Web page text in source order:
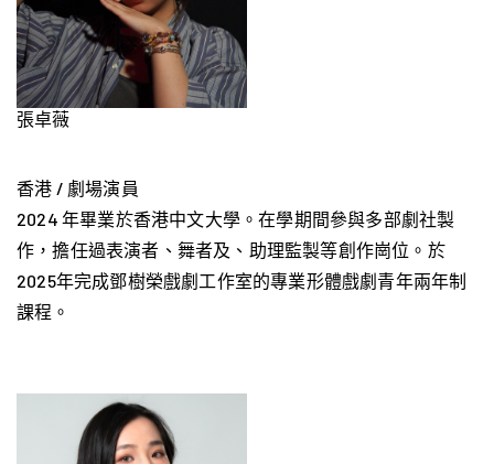
張卓薇
香港 / 劇場演員
2024 年畢業於香港中文大學。在學期間參與多部劇社製
作，擔任過表演者、舞者及、助理監製等創作崗位。於
2025年完成鄧樹榮戲劇工作室的專業形體戲劇青年兩年制
課程。